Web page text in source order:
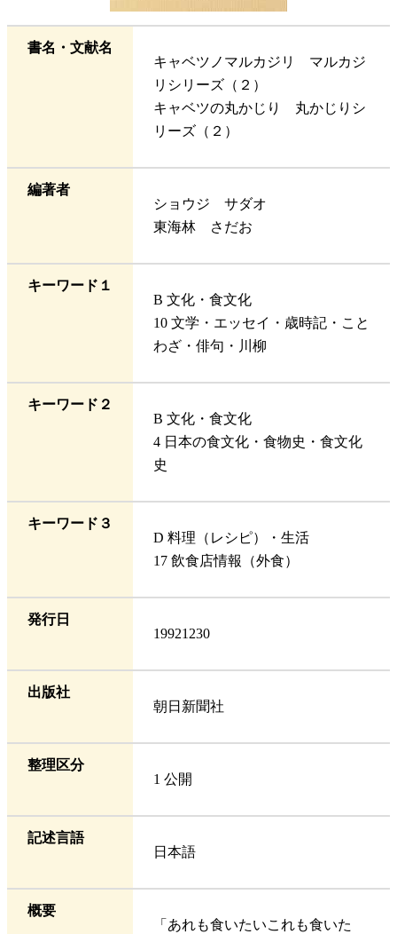
書名・文献名
キャベツノマルカジリ マルカジ
リシリーズ（２）
キャベツの丸かじり 丸かじりシ
リーズ（２）
編著者
ショウジ サダオ
東海林 さだお
キーワード１
B 文化・食文化
10 文学・エッセイ・歳時記・こと
わざ・俳句・川柳
キーワード２
B 文化・食文化
4 日本の食文化・食物史・食文化
史
キーワード３
D 料理（レシピ）・生活
17 飲食店情報（外食）
発行日
19921230
出版社
朝日新聞社
整理区分
1 公開
記述言語
日本語
概要
「あれも食いたいこれも食いた